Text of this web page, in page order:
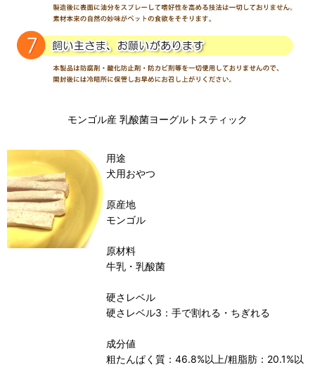
モンゴル産 乳酸菌ヨーグルトスティック
用途
犬用おやつ
原産地
モンゴル
原材料
牛乳・乳酸菌
硬さレベル
硬さレベル3：手で割れる・ちぎれる
成分値
粗たんぱく質：46.8%以上/粗脂肪：20.1%以